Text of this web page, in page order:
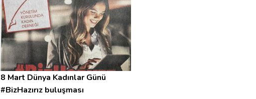
8 Mart Dünya Kadınlar Günü
#BizHazırız buluşması